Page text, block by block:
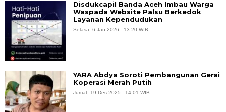
Disdukcapil Banda Aceh Imbau Warga
Waspada Website Palsu Berkedok
Layanan Kependudukan
Selasa, 6 Jan 2026 - 13:20 WIB
YARA Abdya Soroti Pembangunan Gerai
Koperasi Merah Putih
Jumat, 19 Des 2025 - 14:01 WIB